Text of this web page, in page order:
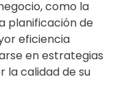
como la
planificación de
eficiencia
en estrategias
calidad de su